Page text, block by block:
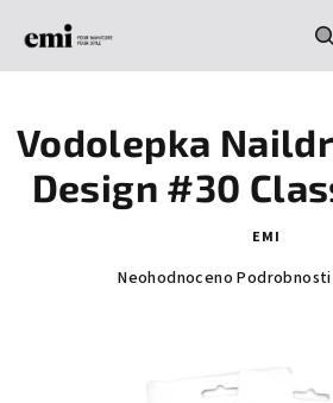
Vodolepka
Design #30
EMI
Průměrné
Neohodnoceno